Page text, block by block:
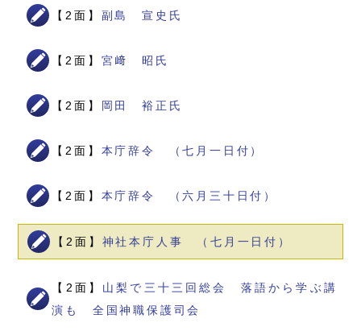
【2面】 副島 宣史氏
【2面】 宮﨑 昭氏
【2面】 岡田 裕正氏
【2面】 本庁辞令 （七月一日付）
【2面】 本庁辞令 （六月三十日付）
【2面】 神社本庁人事 （七月一日付）
【2面】 山梨で三十三回総会 落語から学ぶ講
演も 全国神職保護司会